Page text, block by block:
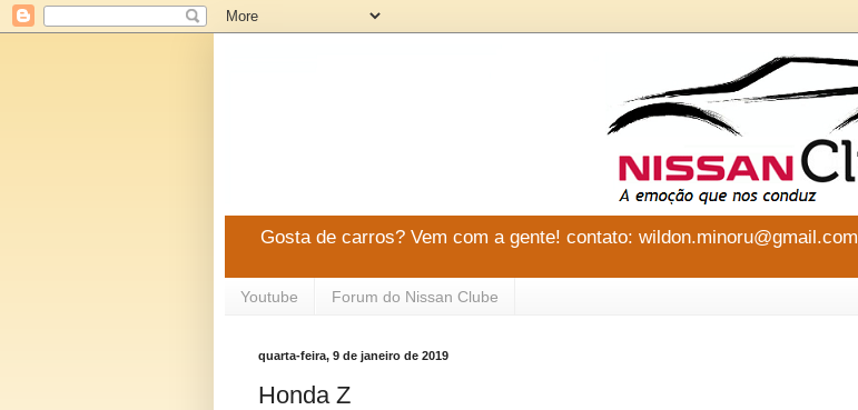
Gosta de carros? Vem com a gente! contato: wildon.minoru@gmail.com
Youtube Forum do Nissan Clube
quarta-feira, 9 de janeiro de 2019
Honda Z